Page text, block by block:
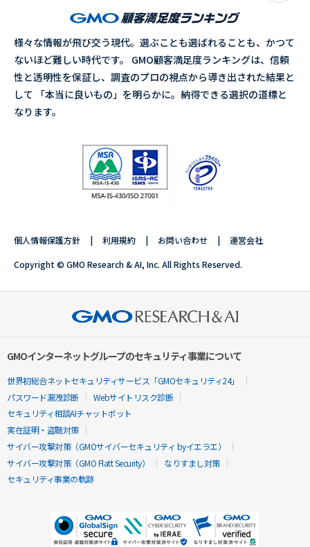
様々な情報が飛び交う現代。選ぶことも選ばれることも、かつて
ないほど難しい時代です。 GMO顧客満足度ランキングは、信頼
性と透明性を保証し、調査のプロの視点から導き出された結果と
して 「本当に良いもの」を明らかに。納得できる選択の道標と
なります。
個人情報保護方針 利用規約 お問い合わせ 運営会社
Copyright © GMO Research & AI, Inc. All Rights Reserved.
GMOインターネットグループのセキュリティ事業について
世界初総合ネットセキュリティサービス「GMOセキュリティ24」
パスワード漏洩診断
Webサイトリスク診断
セキュリティ相談AIチャットボット
実在証明・盗聴対策
サイバー攻撃対策（GMOサイバーセキュリティ byイエラエ）
サイバー攻撃対策（GMO Flatt Security）
なりすまし対策
セキュリティ事業の軌跡